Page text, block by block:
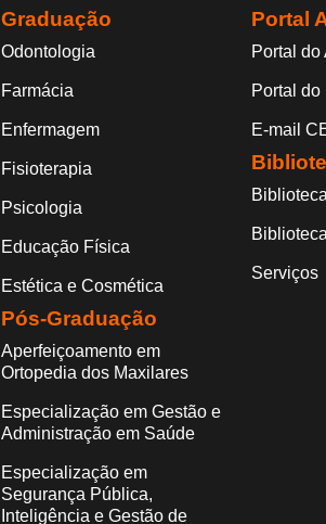
Graduação
Odontologia
Farmácia
Enfermagem
Fisioterapia
Psicologia
Educação Física
Estética e Cosmética
Pós-Graduação
Aperfeiçoamento em
Ortopedia dos Maxilares
Especialização em Gestão e
Administração em Saúde
Especialização em
Segurança Pública,
Inteligência e Gestão de
Portal
Portal do
Portal do
E-mail
Serviços